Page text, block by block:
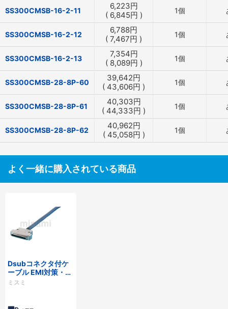
SS300CMSB-16-2-11 6,223円
( 6,845円 ) 1個
SS300CMSB-16-2-12 6,788円
( 7,467円 ) 1個
SS300CMSB-16-2-13 7,354円
( 8,089円 ) 1個
SS300CMSB-28-8P-60 39,642円
( 43,606円 ) 1個
SS300CMSB-28-8P-61 40,303円
( 44,333円 ) 1個
SS300CMSB-28-8P-62 40,962円
( 45,058円 ) 1個
よく一緒に購入されている商品
Dsubコネクタ付ケ
ーブル EMI対策・薄
型フードタイプ
ミスミ